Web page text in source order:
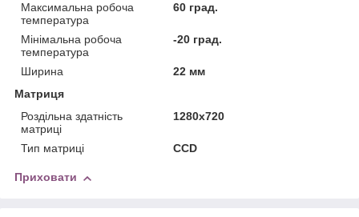
Максимальна робоча
температура
60 град.
Мінімальна робоча
температура
-20 град.
Ширина
22 мм
Матриця
Роздільна здатність
матриці
1280x720
Тип матриці CCD
Приховати